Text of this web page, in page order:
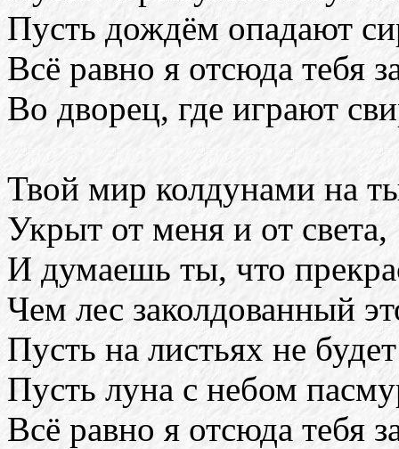
Пусть дождём опадают
Всё равно я отсюда тебя
Во дворец, где играют
Твой мир колдунами на
Укрыт от меня и от света,
И думаешь ты, что
Чем лес заколдованный
Пусть на листьях не
Пусть луна с небом
Всё равно я отсюда тебя